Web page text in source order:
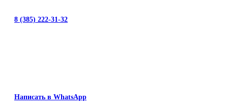
8 (385) 222-31-32
Написать в WhatsApp